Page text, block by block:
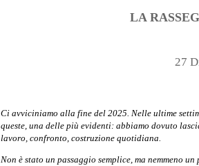
LA
27
Ci avviciniamo alla fine del 2025. Nelle ultime
queste, una delle più evidenti: abbiamo dovuto
lavoro, confronto, costruzione quotidiana.
Non è stato un passaggio semplice, ma nemmeno